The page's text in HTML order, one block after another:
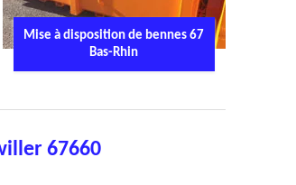
Mise à disposition de bennes 67
Bas-Rhin
67660